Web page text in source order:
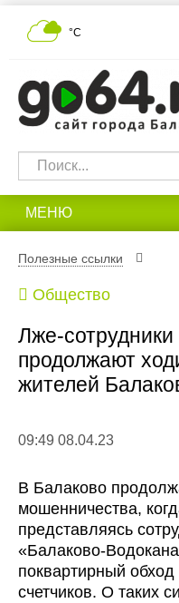
°С
МЕНЮ
Полезные ссылки
Общество
Лже-
продолжают
жителей
09:49 08.04.23
В Балаково
мошенничества,
представляясь
«Балаково-
поквартирный
счетчиков. О таких